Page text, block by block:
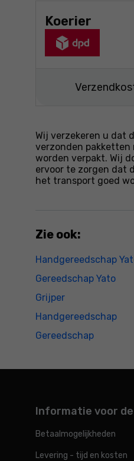
Koerier
Wij verzekeren u dat
verzonden
worden verpakt. Wij
ervoor te zorgen dat
het transport goed
Zie ook:
Handgereedschap
Gereedschap Yato
Grijper
Handgereedschap
Gereedschap
Informatie voor
Betaalmogelijkheden
Levering - tijd en kosten